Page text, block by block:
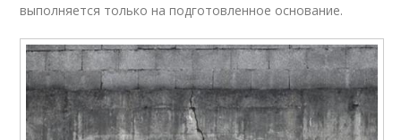
выполняется только на подготовленное основание.